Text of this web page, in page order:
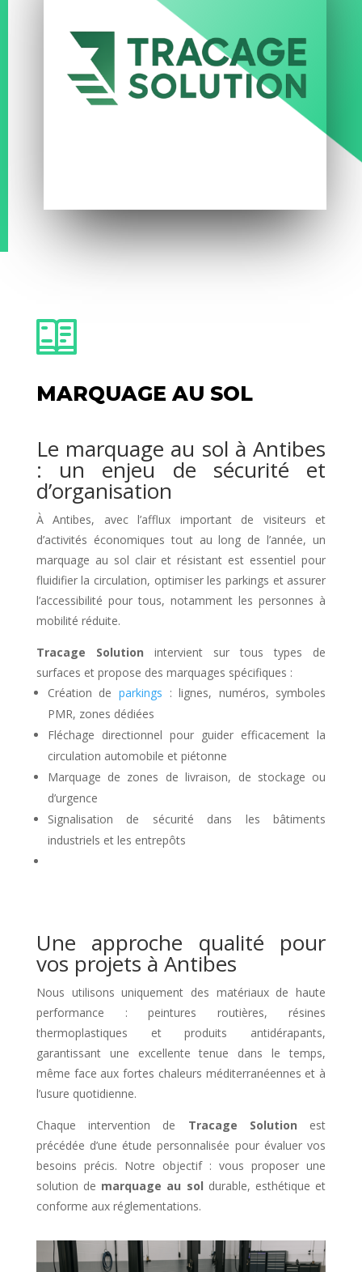
MARQUAGE AU SOL
Le marquage au sol à Antibes
: un enjeu de sécurité et
d’organisation
À Antibes, avec l’afflux important de visiteurs et
d’activités économiques tout au long de l’année, un
marquage au sol clair et résistant est essentiel pour
fluidifier la circulation, optimiser les parkings et assurer
l’accessibilité pour tous, notamment les personnes à
mobilité réduite.
Tracage Solution intervient sur tous types de
surfaces et propose des marquages spécifiques :
Création de parkings : lignes, numéros, symboles
PMR, zones dédiées
Fléchage directionnel pour guider efficacement la
circulation automobile et piétonne
Marquage de zones de livraison, de stockage ou
d’urgence
Signalisation de sécurité dans les bâtiments
industriels et les entrepôts
Une approche qualité pour
vos projets à Antibes
Nous utilisons uniquement des matériaux de haute
performance : peintures routières, résines
thermoplastiques et produits antidérapants,
garantissant une excellente tenue dans le temps,
même face aux fortes chaleurs méditerranéennes et à
l’usure quotidienne.
Chaque intervention de Tracage Solution est
précédée d’une étude personnalisée pour évaluer vos
besoins précis. Notre objectif : vous proposer une
solution de marquage au sol durable, esthétique et
conforme aux réglementations.